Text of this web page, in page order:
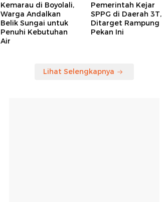
Kemarau di Boyolali,
Warga Andalkan
Belik Sungai untuk
Penuhi Kebutuhan
Air
Pemerintah Kejar
SPPG di Daerah 3T,
Ditarget Rampung
Pekan Ini
Lihat Selengkapnya